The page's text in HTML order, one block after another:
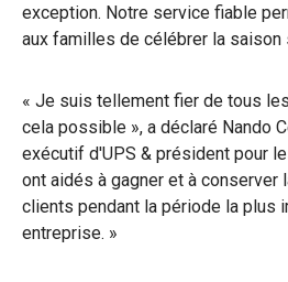
exception. Notre service fiable
aux familles de célébrer la saison
« Je suis tellement fier de tous
cela possible », a déclaré Nando
exécutif d'UPS & président pour
ont aidés à gagner et à conserver
clients pendant la période la plus
entreprise. »